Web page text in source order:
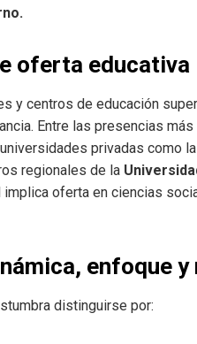
oferta educativa
y centros de educación
Entre las presencias
privadas como la
regionales de la
oferta en ciencias
enfoque
distinguirse por: